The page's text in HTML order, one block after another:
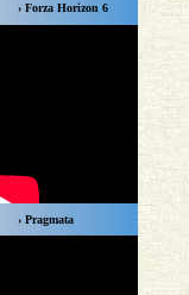
› Forza Horizon 6
› Pragmata